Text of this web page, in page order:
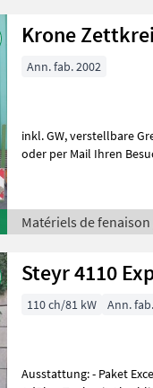
Krone
Ann. fab. 2002
inkl. GW, verstellbare Grenzstreueinrichtung Wir bitten telefonisch
oder per Mail Ihren Besuch
Matériels de
Steyr 4110
110 ch/81 kW Ann.
Ausstattung: - Paket Excellence - 180 Liter Kraftstofftank + 19 Liter